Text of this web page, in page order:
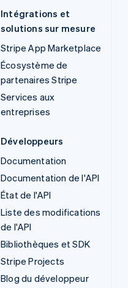
Intégrations et
solutions sur mesure
Stripe App Marketplace
Écosystème de
partenaires Stripe
Services aux
entreprises
Développeurs
Documentation
Documentation de l'API
État de l'API
Liste des modifications
de l'API
Bibliothèques et SDK
Stripe Projects
Blog du développeur